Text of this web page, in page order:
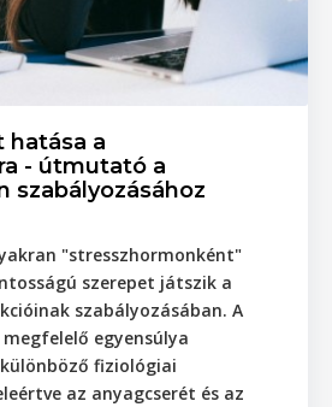
hatása a
- útmutató a
szabályozásához
"stresszhormonként"
szerepet játszik a
szabályozásában. A
egyensúlya
fiziológiai
az anyagcserét és az